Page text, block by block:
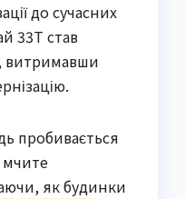
до сучасних
33Т став
витримавши
пробивається
мчите
як будинки